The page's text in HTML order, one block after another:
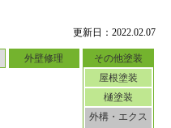
更新日：2022.02.07
外壁修理
その他塗装
屋根塗装
樋塗装
外構・エクス